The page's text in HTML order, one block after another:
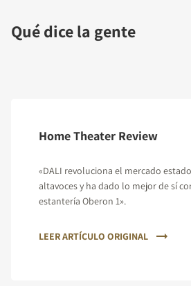
Qué dice la gente
Home Theater Review
«DALI revoluciona el mercado
altavoces y ha dado lo mejor de sí
estantería Oberon 1».
LEER ARTÍCULO ORIGINAL